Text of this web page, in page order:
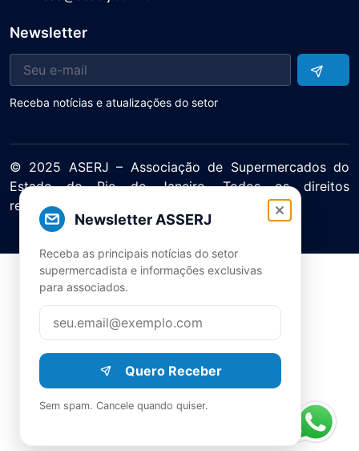
Newsletter ASSERJ
Receba as principais notícias do setor
supermercadista e informações exclusivas
para associados.
Quero Receber
Sem spam. Cancele quando quiser.
Newsletter
Receba notícias e atualizações do setor
© 2025 ASERJ – Associação de Supermercados do
Estado do Rio de Janeiro. Todos os direitos
reservados.
Política de Privacidade Termos de Uso